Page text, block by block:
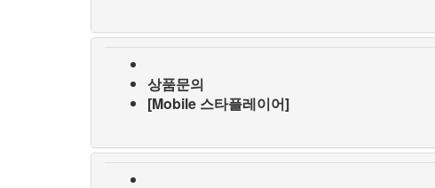
상품문의
[Mobile 스타플레이어]